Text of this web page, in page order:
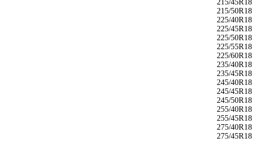
215/45R18
215/50R18
225/40R18
225/45R18
225/50R18
225/55R18
225/60R18
235/40R18
235/45R18
245/40R18
245/45R18
245/50R18
255/40R18
255/45R18
275/40R18
275/45R18